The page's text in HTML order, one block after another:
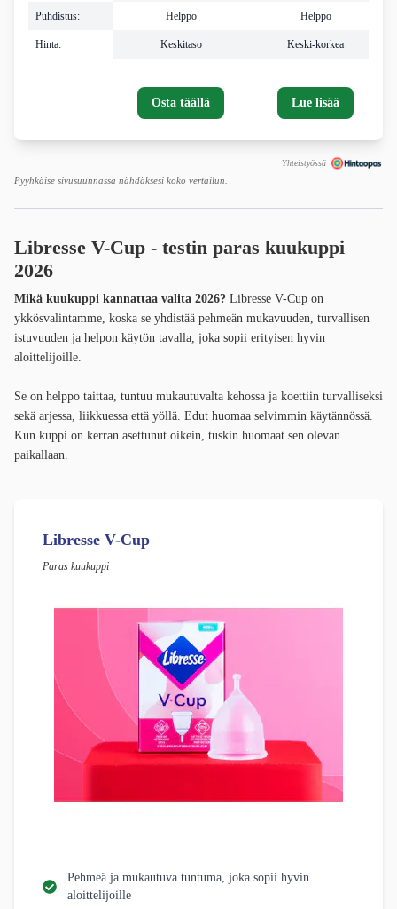
Puhdistus:
Hinta:
Helppo
Keskitaso
Osta täällä
Helppo
Keski-korkea
Lue lisää
Yhteistyössä
Pyyhkäise sivusuunnassa nähdäksesi koko vertailun.
Libresse V-Cup - testin paras kuukuppi
2026
Mikä kuukuppi kannattaa valita 2026? Libresse V-Cup on
ykkösvalintamme, koska se yhdistää pehmeän mukavuuden, turvallisen
istuvuuden ja helpon käytön tavalla, joka sopii erityisen hyvin
aloittelijoille.
Se on helppo taittaa, tuntuu mukautuvalta kehossa ja koettiin turvalliseksi
sekä arjessa, liikkuessa että yöllä. Edut huomaa selvimmin käytännössä.
Kun kuppi on kerran asettunut oikein, tuskin huomaat sen olevan
paikallaan.
Libresse V-Cup
Paras kuukuppi
Pehmeä ja mukautuva tuntuma, joka sopii hyvin
aloittelijoille